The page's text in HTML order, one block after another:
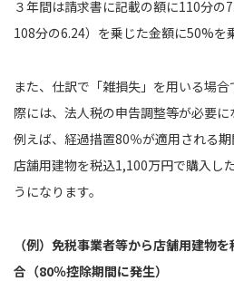
３年間は請求書に記載の額に110分の
108分の6.24）を乗じた金額に50%を
また、仕訳で「雑損失」を用いる場
際には、法人税の申告調整等が必要に
例えば、経過措置80％が適用される
店舗用建物を税込1,100万円で購入し
うになります。
（例）免税事業者等から店舗用建物
合（80％控除期間に発生）